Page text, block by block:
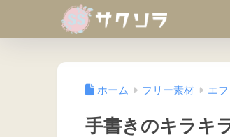
ホーム フリー素材 エ
手書きのキラキ